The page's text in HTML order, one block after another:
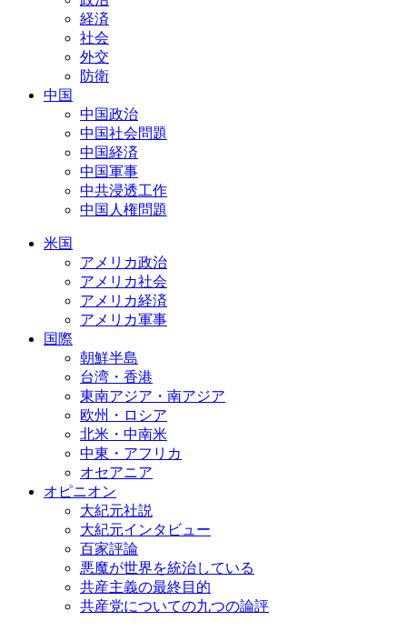
経済
社会
外交
防衛
中国
中国政治
中国社会問題
中国経済
中国軍事
中共浸透工作
中国人権問題
米国
アメリカ政治
アメリカ社会
アメリカ経済
アメリカ軍事
国際
朝鮮半島
台湾・香港
東南アジア・南アジア
欧州・ロシア
北米・中南米
中東・アフリカ
オセアニア
オピニオン
大紀元社説
大紀元インタビュー
百家評論
悪魔が世界を統治している
共産主義の最終目的
共産党についての九つの論評